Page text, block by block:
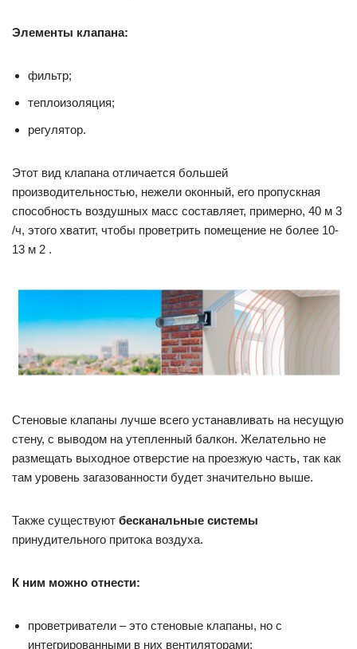
Элементы клапана:
фильтр;
теплоизоляция;
регулятор.
Этот вид клапана отличается большей
производительностью, нежели оконный, его пропускная
способность воздушных масс составляет, примерно, 40 м 3
/ч, этого хватит, чтобы проветрить помещение не более 10-
13 м 2 .
Стеновые клапаны лучше всего устанавливать на несущую
стену, с выводом на утепленный балкон. Желательно не
размещать выходное отверстие на проезжую часть, так как
там уровень загазованности будет значительно выше.
Также существуют бесканальные системы
принудительного притока воздуха.
К ним можно отнести:
проветриватели – это стеновые клапаны, но с
интегрированными в них вентиляторами;